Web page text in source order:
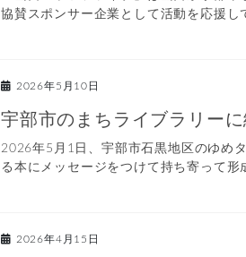
協賛スポンサー企業として活動を応援
2026年5月10日
宇部市のまちライブラリー
2026年5月1日、宇部市石黒地区のゆめ
る本にメッセージをつけて持ち寄って
2026年4月15日